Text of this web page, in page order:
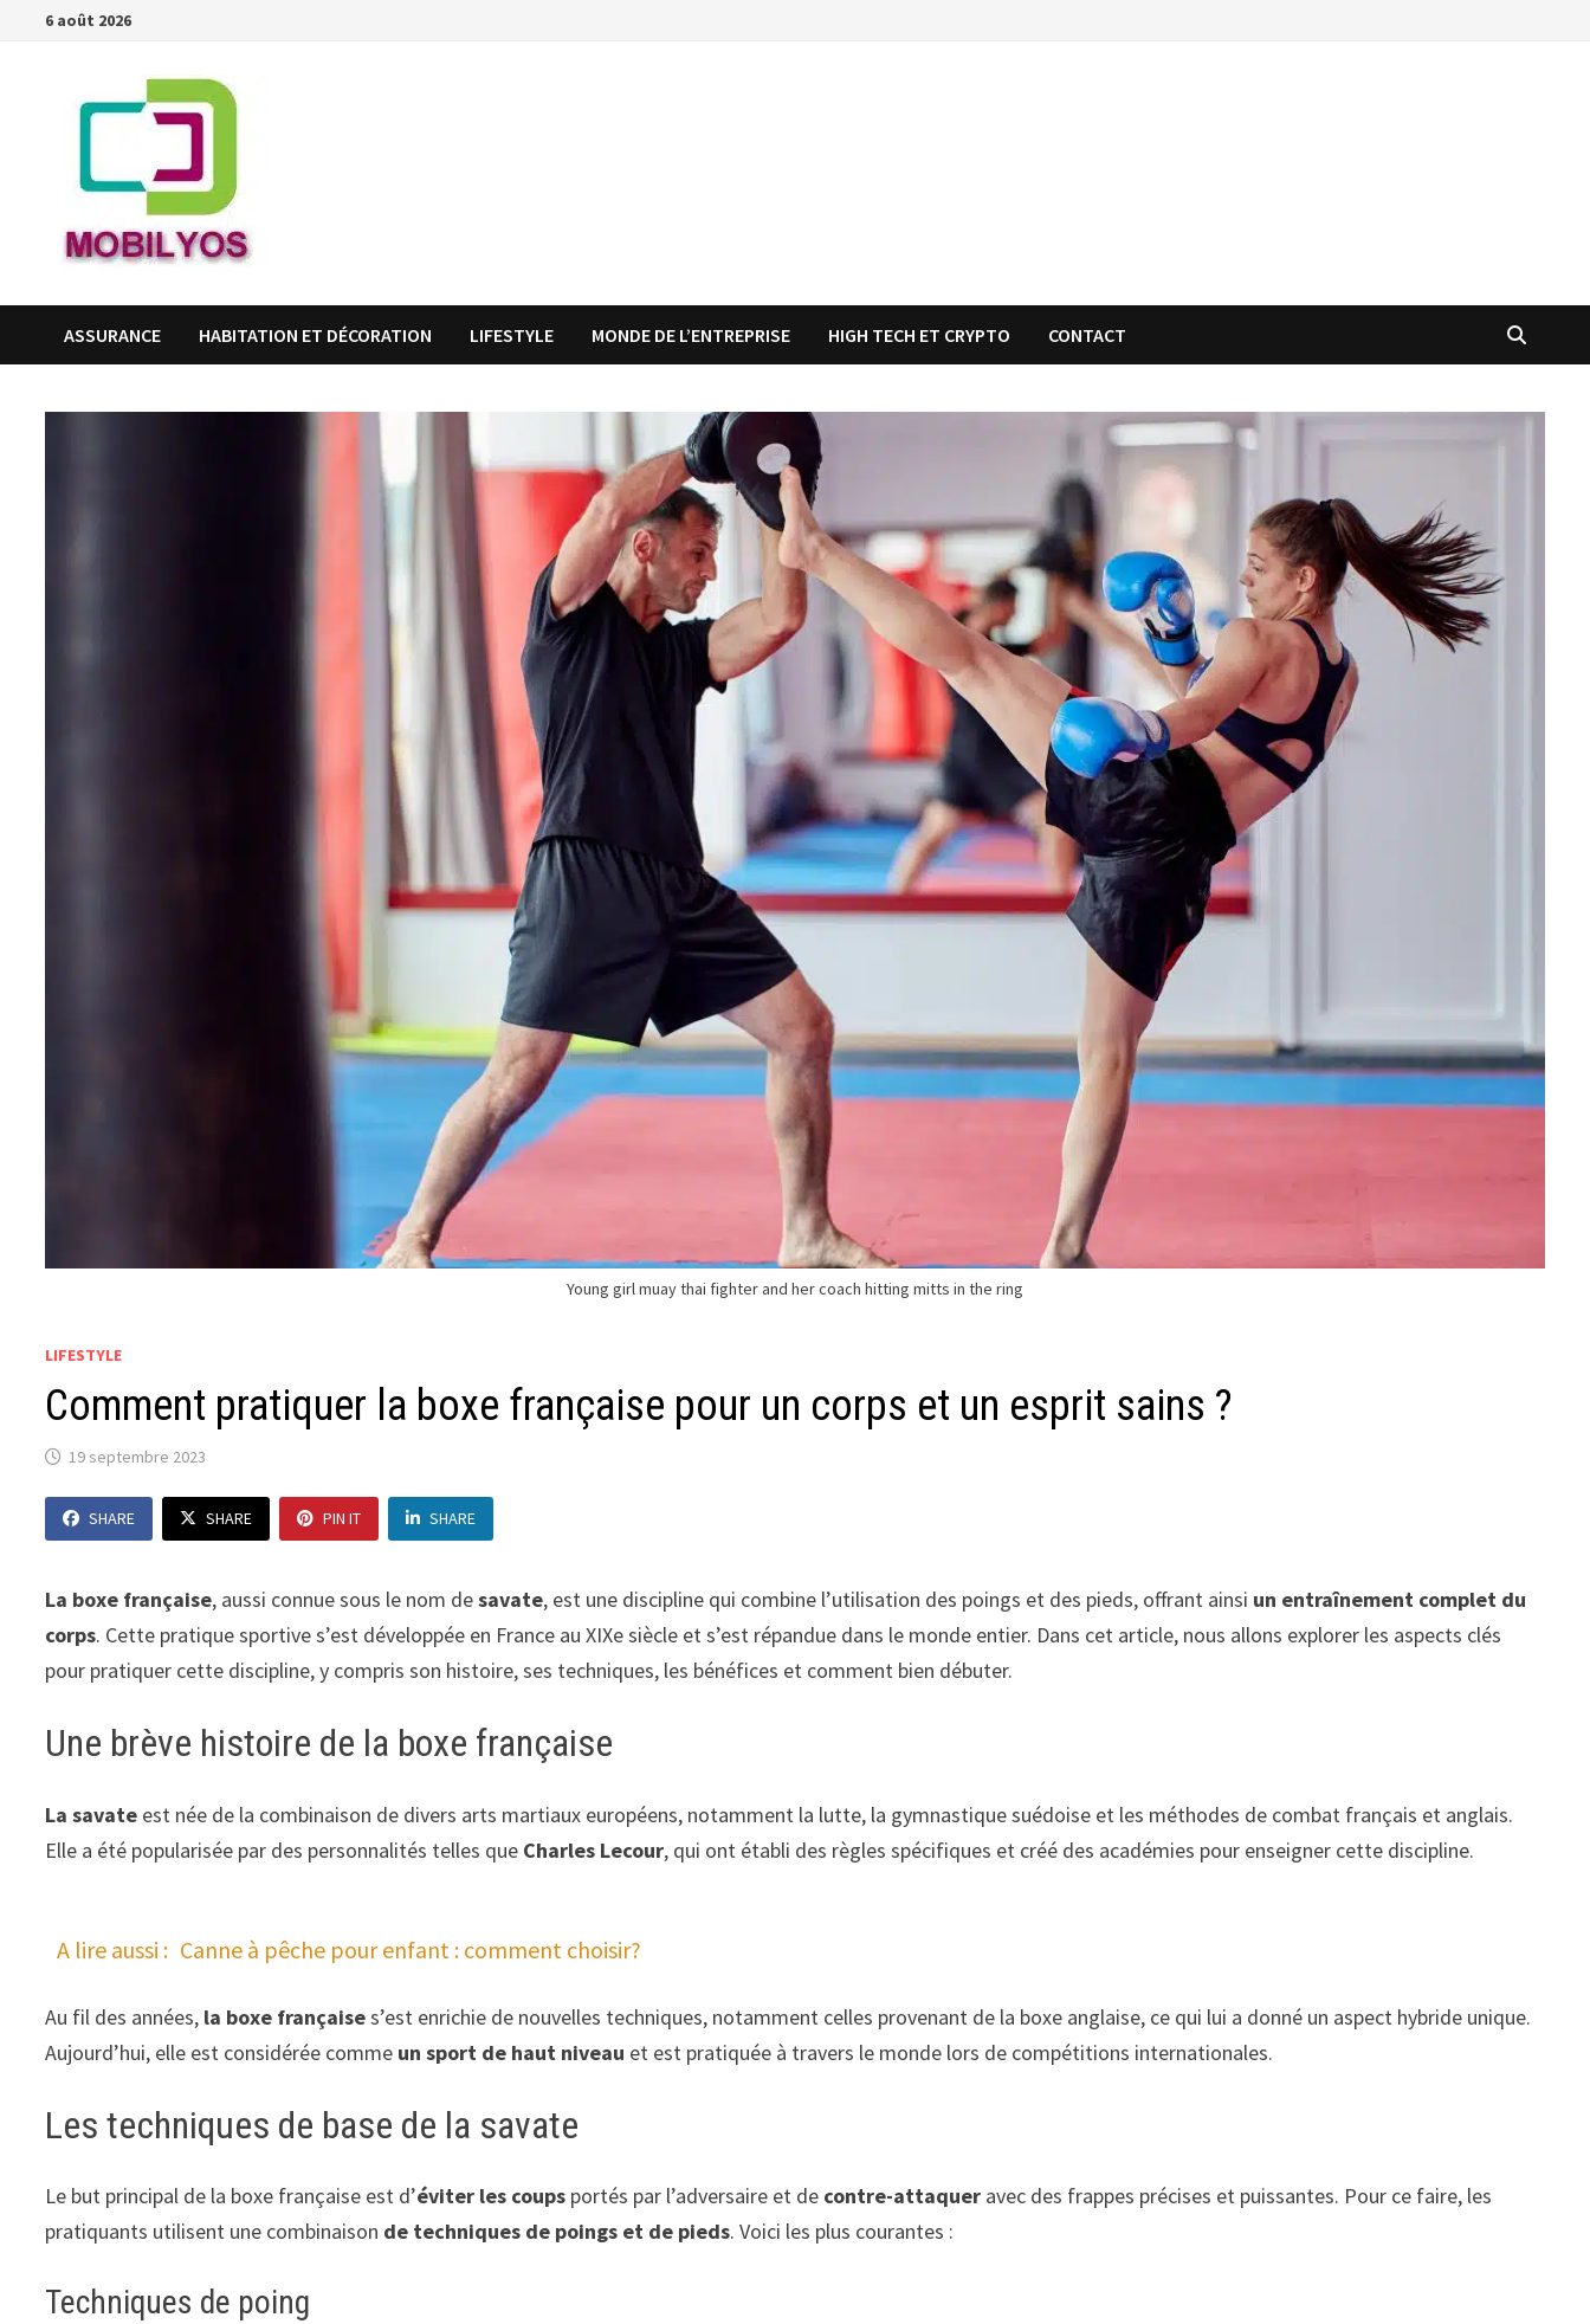
Passer6 août 2026
ASSURANCE HABITATION ET DÉCORATION LIFESTYLE MONDE DE L’ENTREPRISE HIGH TECH ET CRYPTO CONTACT
Young girl muay thai fighter and her coach hitting mitts in the ring
LIFESTYLE
Comment pratiquer la boxe française pour un corps et un esprit sains ?
19 septembre 2023
SHARE SHARE PIN IT SHARE
La boxe française, aussi connue sous le nom desavate, est une discipline qui combine l’utilisation des poings et des pieds, offrant ainsi un entraînement complet du
corps. Cette pratique sportive s’est développée en France au XIXe siècle et s’est répandue dans le monde entier. Dans cet article, nous allons explorer les aspects clés
pour pratiquer cette discipline, y compris son histoire, ses techniques, les bénéfices et comment bien débuter.
Une brève histoire de la boxe française
La savate est née de la combinaison de divers arts martiaux européens, notamment la lutte, la gymnastique suédoise et les méthodes de combat français et anglais.
Elle a été popularisée par des personnalités telles que Charles Lecour, qui ont établi des règles spécifiques et créé des académies pour enseigner cette discipline.
A lire aussi : Canne à pêche pour enfant : comment choisir?
Au fil des années, la boxe françaises’est enrichie de nouvelles techniques, notamment celles provenant de la boxe anglaise, ce qui lui a donné un aspect hybride unique.
Aujourd’hui, elle est considérée comme un sport de haut niveau et est pratiquée à travers le monde lors de compétitions internationales.
Les techniques de base de la savate
Le but principal de la boxe française est d’éviter les coups portés par l’adversaire et de contre-attaquer avec des frappes précises et puissantes. Pour ce faire, les
pratiquants utilisent une combinaison de techniques de poings et de pieds. Voici les plus courantes :
Techniques de poing